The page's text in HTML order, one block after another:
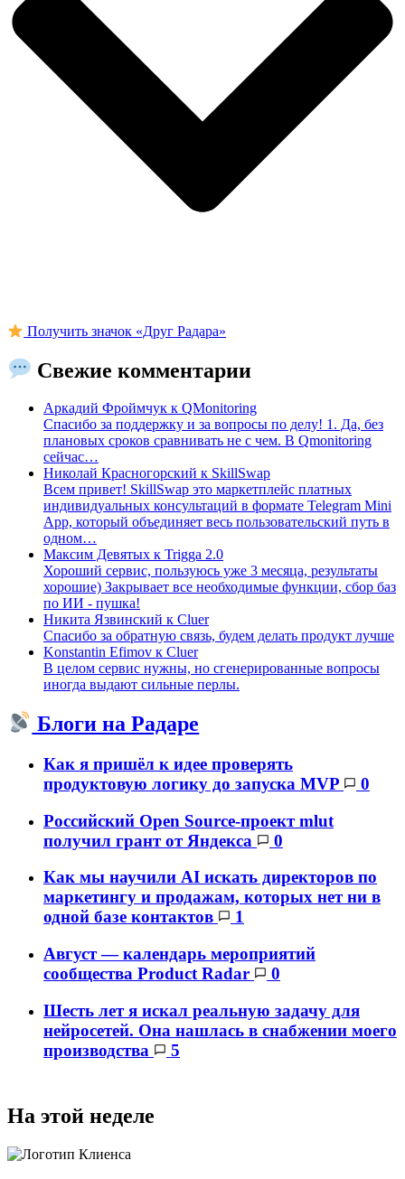
Получить значок «Друг Радара»
Свежие комментарии
Аркадий Фроймчук к QMonitoring
Спасибо за поддержку и за вопросы по делу! 1. Да, без
плановых сроков сравнивать не с чем. В Qmonitoring
сейчас…
Николай Красногорский к SkillSwap
Всем привет! SkillSwap это маркетплейс платных
индивидуальных консультаций в формате Telegram Mini
App, который объединяет весь пользовательский путь в
одном…
Максим Девятых к Trigga 2.0
Хороший сервис, пользуюсь уже 3 месяца, результаты
хорошие) Закрывает все необходимые функции, сбор баз
по ИИ - пушка!
Никита Язвинский к Cluer
Спасибо за обратную связь, будем делать продукт лучше
Konstantin Efimov к Cluer
В целом сервис нужны, но сгенерированные вопросы
иногда выдают сильные перлы.
Блоги на Радаре
Как я пришёл к идее проверять
продуктовую логику до запуска MVP
0
Российский Open Source-проект mlut
получил грант от Яндекса
0
Как мы научили AI искать директоров по
маркетингу и продажам, которых нет ни в
одной базе контактов
1
Август — календарь мероприятий
сообщества Product Radar
0
Шесть лет я искал реальную задачу для
нейросетей. Она нашлась в снабжении моего
производства
5
На этой неделе